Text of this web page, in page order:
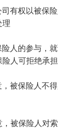
权以被保险
理
的参与，就
险人可拒绝承
保险人不得
被保险人对索